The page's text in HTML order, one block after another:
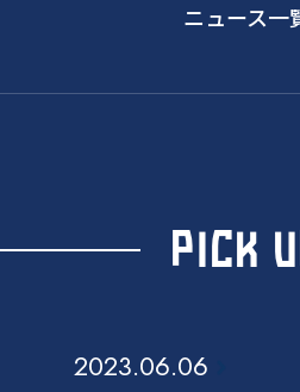
ニュース一
PICK
2023.06.06